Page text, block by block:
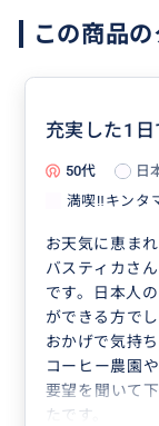
この商品
充実した1
50代
日
満喫‼️キンタ
お天気に恵ま
バスティカさ
です。日本人
ができる方でし
おかげで気持
コーヒー農園
要望を聞いて
たです。